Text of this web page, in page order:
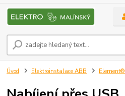
Úvod Elektroinstalace ABB Element®